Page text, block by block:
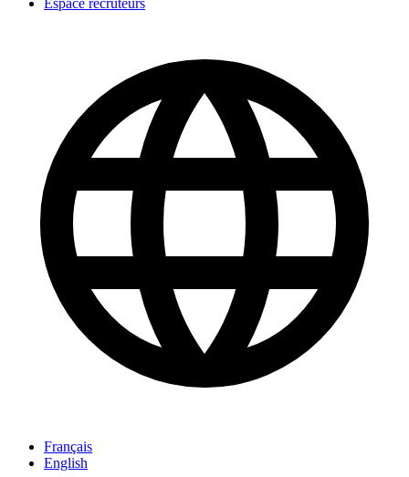
Français
English